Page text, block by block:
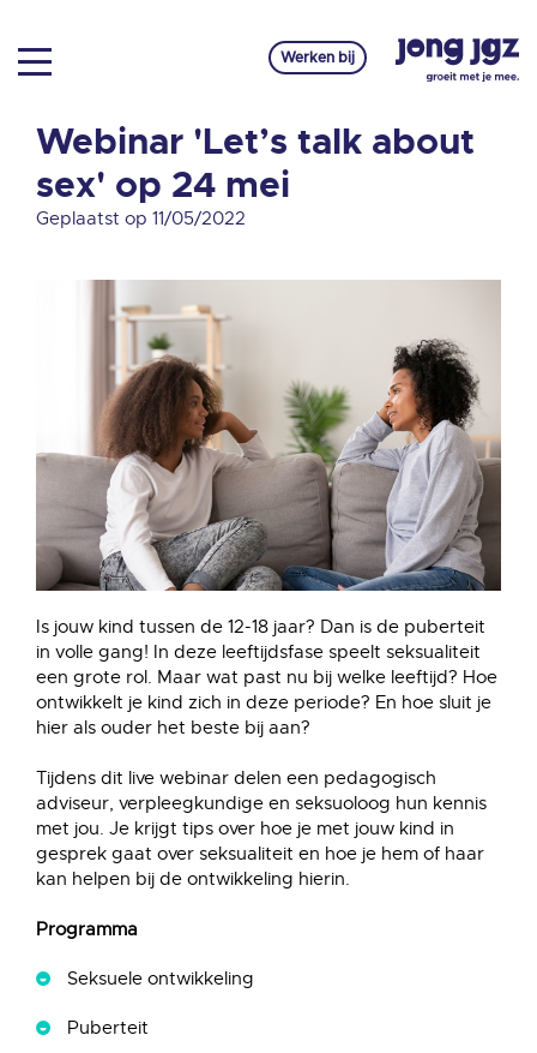
Webinar 'Let’s talk about
sex' op 24 mei
Geplaatst op 11/05/2022
Is jouw kind tussen de 12-18 jaar? Dan is de puberteit
in volle gang! In deze leeftijdsfase speelt seksualiteit
een grote rol. Maar wat past nu bij welke leeftijd? Hoe
ontwikkelt je kind zich in deze periode? En hoe sluit je
hier als ouder het beste bij aan?
Tijdens dit live webinar delen een pedagogisch
adviseur, verpleegkundige en seksuoloog hun kennis
met jou. Je krijgt tips over hoe je met jouw kind in
gesprek gaat over seksualiteit en hoe je hem of haar
kan helpen bij de ontwikkeling hierin.
Programma
Seksuele ontwikkeling
Puberteit
Werken bij